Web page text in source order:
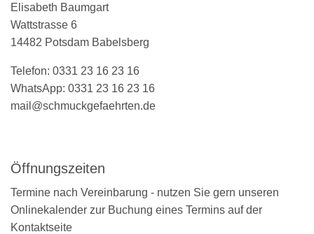
Elisabeth Baumgart
Wattstrasse 6
14482 Potsdam Babelsberg
Telefon: 0331 23 16 23 16
WhatsApp: 0331 23 16 23 16
mail@schmuckgefaehrten.de
Öffnungszeiten
Termine nach Vereinbarung - nutzen Sie gern unseren
Onlinekalender zur Buchung eines Termins auf der
Kontaktseite